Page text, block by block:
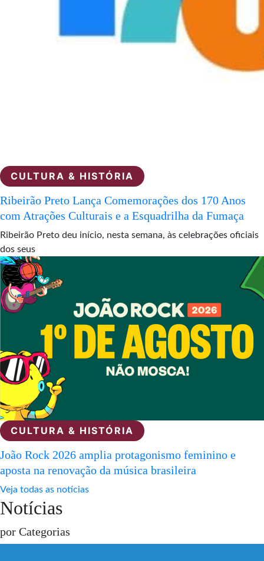
CULTURA & HISTÓRIA
Ribeirão Preto Lança Comemorações dos 170 Anos
com Atrações Culturais e a Esquadrilha da Fumaça
Ribeirão Preto deu início, nesta semana, às celebrações oficiais
dos seus
CULTURA & HISTÓRIA
João Rock 2026 amplia protagonismo feminino e
aposta na renovação da música brasileira
Veja todas as notícias
Notícias
por Categorias